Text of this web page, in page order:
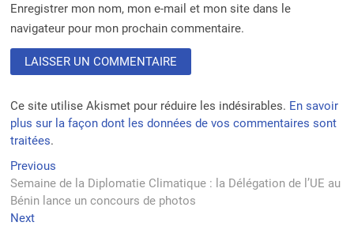
Enregistrer mon nom, mon e-mail et mon site dans le
navigateur pour mon prochain commentaire.
Ce site utilise Akismet pour réduire les indésirables. En savoir
plus sur la façon dont les données de vos commentaires sont
traitées.
Navigation
de
l’article
Previous
post:
Semaine de la Diplomatie Climatique : la Délégation de l’UE au
Bénin lance un concours de photos
NextNext